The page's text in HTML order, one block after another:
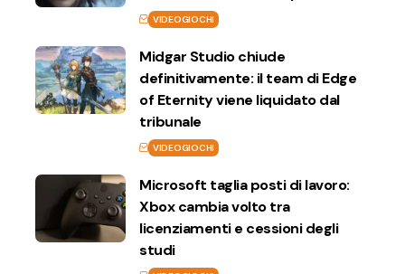
VIDEOGIOCHI
Midgar Studio chiude
definitivamente: il team di Edge
of Eternity viene liquidato dal
tribunale
VIDEOGIOCHI
Microsoft taglia posti di lavoro:
Xbox cambia volto tra
licenziamenti e cessioni degli
studi